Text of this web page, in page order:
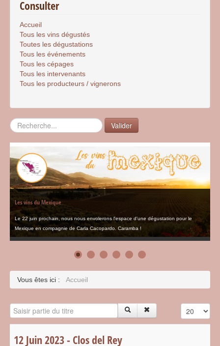
Consulter
Accueil
Tous les vins dégustés
Toutes les dégustations
Tous les événements
Tous les cépages
Tous les intervenants
Tous les producteurs / vignerons
Rechercher Valider
Les vins du Mexique
Le 22 juin prochain, nous nous envolerons l'espace d'une dégustation pour le
Mexique en compagnie de Carla Cacopardo. Caramba !
Vous êtes ici : Accueil
Saisir partie du titre Affichage #
12 Juin 2023 - Clos del Rey